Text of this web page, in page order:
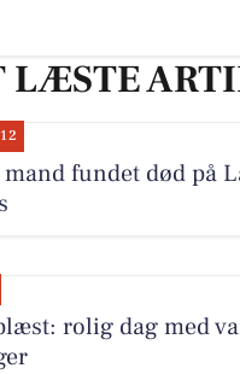
LÆSTE
fundet død på
rolig dag med